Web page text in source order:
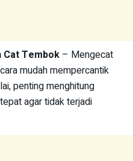
Cat Tembok – Mengecat
mudah mempercantik
penting menghitung
agar tidak terjadi